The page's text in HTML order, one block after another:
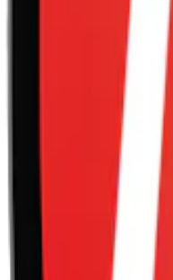
FIX
Habit
vitt snus
normal
starkt vitt snus
Format/storlek:
slim
körsbär
Ingredienser:
smakförstärkare
sukralos),
medel (E500,